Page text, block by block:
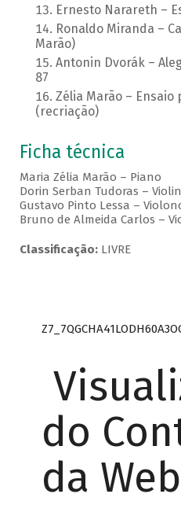
Ernesto Narareth –
Ronaldo Miranda –
Marão)
Antonin Dvorák –
87
Zélia Marão – Ensaio
(recriação)
Ficha técnica
Maria Zélia Marão – Piano
Dorin Serban Tudoras –
Gustavo Pinto Lessa –
Bruno de Almeida Carlos –
Classificação:LIVRE
do
da Web